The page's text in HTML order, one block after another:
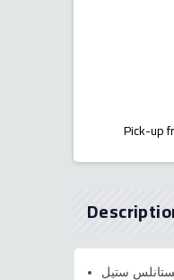
Pick-up
ستيل